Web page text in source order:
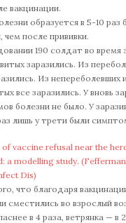
вакцинации.
образуется в 5-10 раз
чем после прививки.
190 солдат во время
заразились. Из
Из непереболевших
все заразились. У вновь
болезни не было. У
лишь у трети были
vaccine refusal near the
a modelling study. (Fefferman,
Dis)
что благодаря
сместились во взрослый
в 4 раза, ветрянка — в